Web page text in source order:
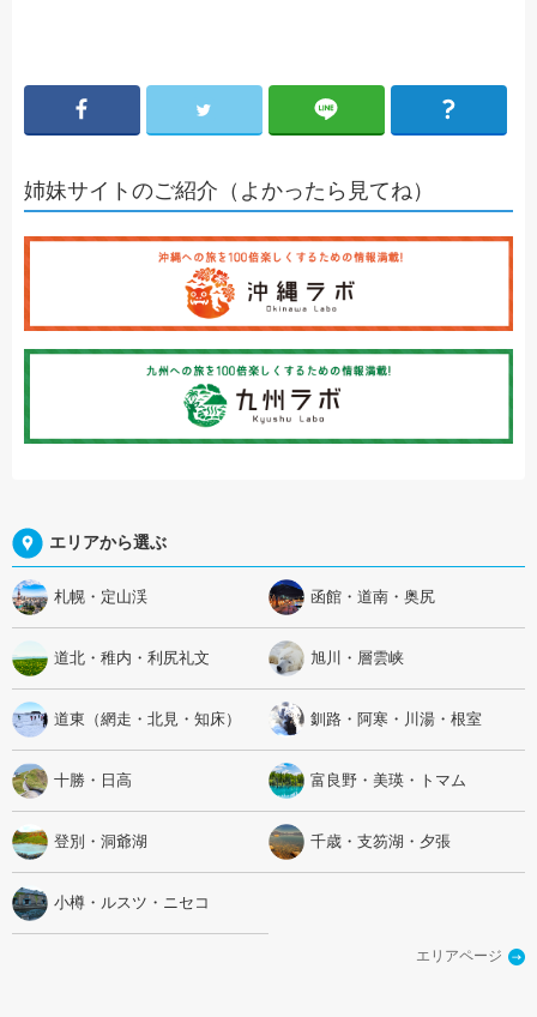
姉妹サイトのご紹介（よかったら見てね）
エリアから選ぶ
札幌・定山渓 函館・道南・奥尻
道北・稚内・利尻礼文 旭川・層雲峡
道東（網走・北見・知床） 釧路・阿寒・川湯・根室
十勝・日高 富良野・美瑛・トマム
登別・洞爺湖 千歳・支笏湖・夕張
小樽・ルスツ・ニセコ
エリアページ